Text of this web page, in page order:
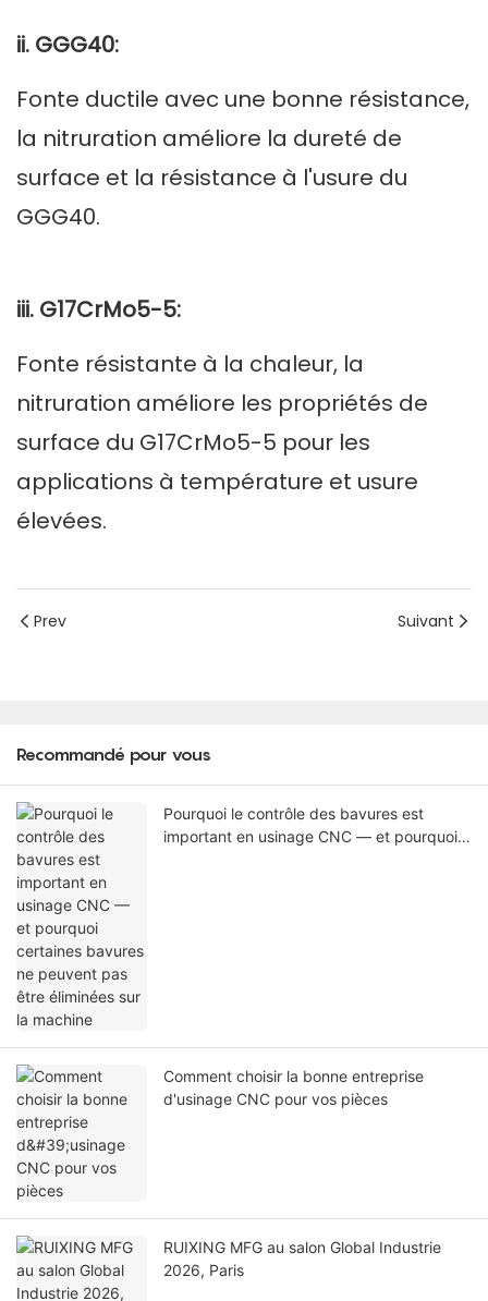
ii. GGG40:
Fonte ductile avec une bonne résistance,
la nitruration améliore la dureté de
surface et la résistance à l'usure du
GGG40.
iii. G17CrMo5-5:
Fonte résistante à la chaleur, la
nitruration améliore les propriétés de
surface du G17CrMo5-5 pour les
applications à température et usure
élevées.
Prev Suivant
Recommandé pour vous
Pourquoi le contrôle des bavures est
important en usinage CNC — et pourquoi
Comment choisir la bonne entreprise
d'usinage CNC pour vos pièces
RUIXING MFG au salon Global Industrie
2026, Paris